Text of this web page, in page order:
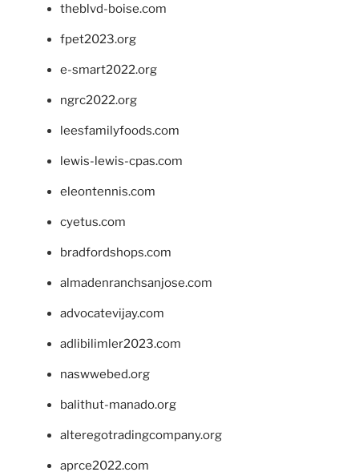
theblvd-boise.com
fpet2023.org
e-smart2022.org
ngrc2022.org
leesfamilyfoods.com
lewis-lewis-cpas.com
eleontennis.com
cyetus.com
bradfordshops.com
almadenranchsanjose.com
advocatevijay.com
adlibilimler2023.com
naswwebed.org
balithut-manado.org
alteregotradingcompany.org
aprce2022.com